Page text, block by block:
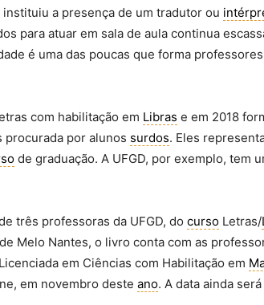
a presença de um tradutor ou
para atuar em sala de aula continua
é uma das poucas que forma
com habilitação em Libras e em 2018
procurada por alunos surdos. Eles
de graduação. A UFGD, por exemplo, tem
três professoras da UFGD, do curso Letras/
Melo Nantes, o livro conta com as
em Ciências com Habilitação em
em novembro deste ano. A data ainda